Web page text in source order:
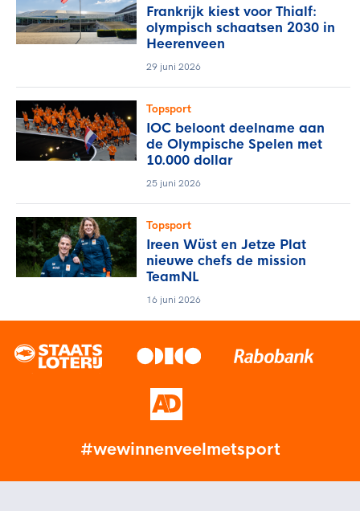
Frankrijk kiest voor Thialf:
olympisch schaatsen 2030 in
Heerenveen
29 juni 2026
Topsport
IOC beloont deelname aan
de Olympische Spelen met
10.000 dollar
25 juni 2026
Topsport
Ireen Wüst en Jetze Plat
nieuwe chefs de mission
TeamNL
16 juni 2026
#wewinnenveelmetsport